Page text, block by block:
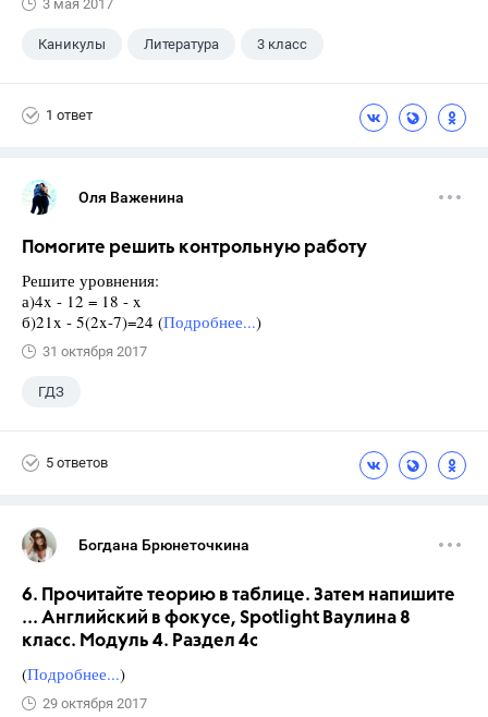
3 мая 2017
Каникулы Литература 3 класс
1 ответ
Оля Важенина
Помогите решить контрольную работу
Решите уровнения:
а)4x - 12 = 18 - x
б)21x - 5(2x-7)=24 (Подробнее...)
31 октября 2017
ГДЗ
5 ответов
Богдана Брюнеточкина
6. Прочитайте теорию в таблице. Затем напишите
... Английский в фокусе, Spotlight Ваулина 8
класс. Модуль 4. Раздел 4с
(Подробнее...)
29 октября 2017